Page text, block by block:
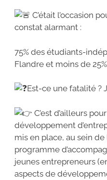
C’était l’occasion
constat alarmant :
75% des étudiants-
Flandre et moins de
Est-ce une fatalité ?
C’est d’ailleurs
développement
mis en place, au sein
programme
jeunes entrepreneurs
aspects de